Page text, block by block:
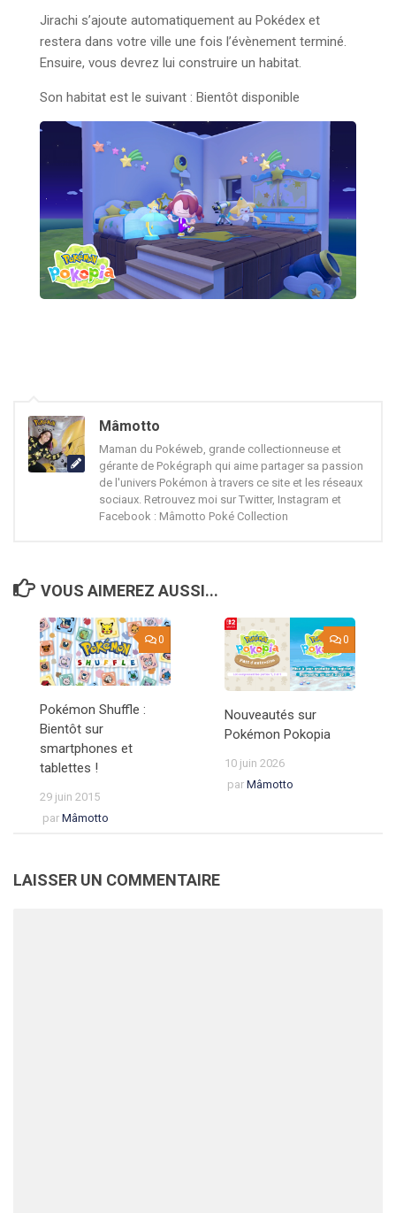
Jirachi s’ajoute automatiquement au Pokédex et
restera dans votre ville une fois l’évènement terminé.
Ensuire, vous devrez lui construire un habitat.
Son habitat est le suivant : Bientôt disponible
Mâmotto
Maman du Pokéweb, grande collectionneuse et
gérante de Pokégraph qui aime partager sa passion
de l'univers Pokémon à travers ce site et les réseaux
sociaux. Retrouvez moi sur Twitter, Instagram et
Facebook : Mâmotto Poké Collection
VOUS AIMEREZ AUSSI...
0
Pokémon Shuffle :
Bientôt sur
smartphones et
tablettes !
29 juin 2015
par Mâmotto
0
Nouveautés sur
Pokémon Pokopia
10 juin 2026
par Mâmotto
LAISSER UN COMMENTAIRE